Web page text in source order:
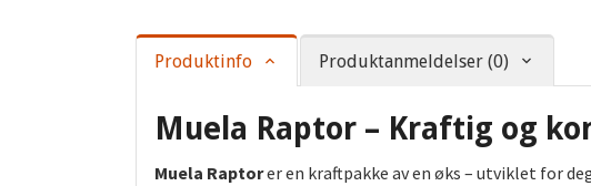
Produktinfo Produktanmeldelser (0)
Muela Raptor – Kraftig og
Muela Raptorer en kraftpakke av en øks – utviklet for